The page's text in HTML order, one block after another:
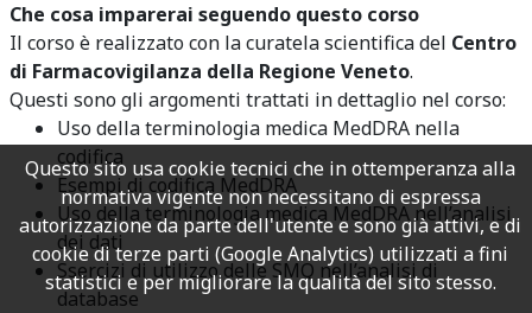
Che cosa imparerai seguendo questo corso
Il corso è realizzato con la curatela scientifica del Centro
di Farmacovigilanza della Regione Veneto.
Questi sono gli argomenti trattati in dettaglio nel corso:
Uso della terminologia medica MedDRA nella
codifica
Esempi di codifica MedDRA
Uso della terminologia medica MedDRA nell’analisi
dei dati
Ssercizi di utilizzo delle SMQ nell’analisi di
database
Questo sito usa cookie tecnici che in ottemperanza alla
normativa vigente non necessitano di espressa
autorizzazione da parte dell'utente e sono già attivi, e di
cookie di terze parti (Google Analytics) utilizzati a fini
statistici e per migliorare la qualità del sito stesso.